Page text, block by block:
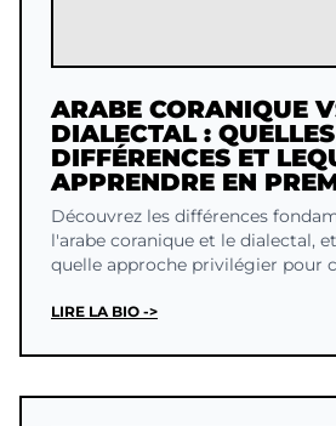
ARABE CORANIQUE
DIALECTAL : QUELLES
DIFFÉRENCES ET
APPRENDRE EN
Découvrez les différences
l'arabe coranique et le dialectal,
quelle approche privilégier pour
LIRE LA BIO ->